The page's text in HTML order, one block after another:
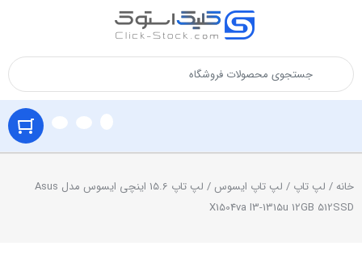
خانه/ لپ تاپ / لپ تاپ ایسوس
/ لپ تاپ 15.6 اینچی ایسوس مدل Asus
X1504va I3-1315u 12GB 512SSD